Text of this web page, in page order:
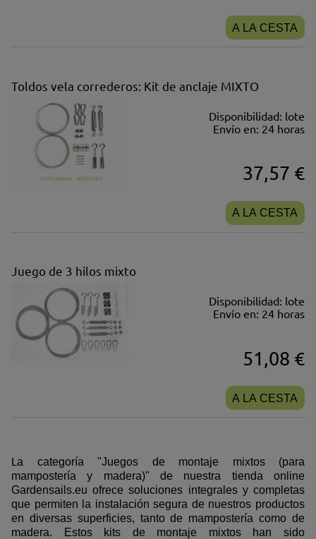
A LA CESTA
Toldos vela correderos: Kit de anclaje MIXTO
Disponibilidad: lote
Envío en: 24 horas
37,57 €
A LA CESTA
Juego de 3 hilos mixto
Disponibilidad: lote
Envío en: 24 horas
51,08 €
A LA CESTA
L a categoría "Juegos de montaje mixtos (para
mampostería y madera)" de nuestra tienda online
Gardensails.eu ofrece soluciones integrales y completas
que permiten la instalación segura de nuestros productos
en diversas superficies, tanto de mampostería como de
madera. Estos kits de montaje mixtos han sido